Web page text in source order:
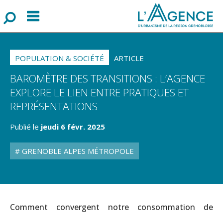
Menu
POPULATION & SOCIÉTÉ ARTICLE
BAROMÈTRE DES TRANSITIONS : L’AGENCE
EXPLORE LE LIEN ENTRE PRATIQUES ET
REPRÉSENTATIONS
Publié le jeudi 6 févr. 2025
GRENOBLE ALPES MÉTROPOLE
Comment convergent notre consommation de